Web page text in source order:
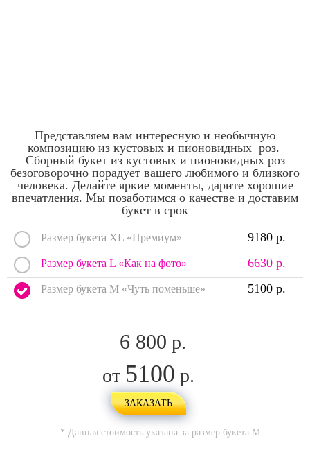
Представляем вам интересную и необычную
композицию из кустовых и пионовидных роз.
Сборный букет из кустовых и пионовидных роз
безоговорочно порадует вашего любимого и близкого
человека. Делайте яркие моменты, дарите хорошие
впечатления. Мы позаботимся о качестве и доставим
букет в срок
Размер букета XL «Премиум» 9180 р.
Размер букета L «Как на фото» 6630 р.
Размер букета M «Чуть поменьше» 5100 р.
6 800 р.
от 5100 р.
ЗАКАЗАТЬ
* Данная стоимость указана за размер букета M